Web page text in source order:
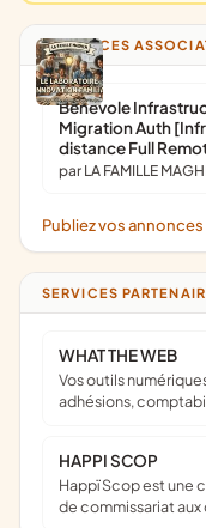
ANNONCES
Bénévole
Migration Auth
distance Full
par LA FAMILLE
Publiez vos annonces
SERVICES
WHAT THE WEB
Vos outils numériques au service de votre mission : site web,
adhésions,
HAPPI SCOP
Happï Scop est une coopérative d’expertise comptable &
de commissariat